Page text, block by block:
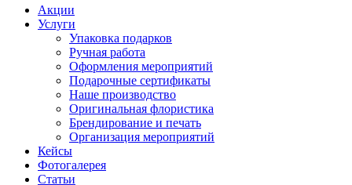
Акции
Услуги
Упаковка подарков
Ручная работа
Оформления мероприятий
Подарочные сертификаты
Наше производство
Оригинальная флористика
Брендирование и печать
Организация мероприятий
Кейсы
Фотогалерея
Статьи